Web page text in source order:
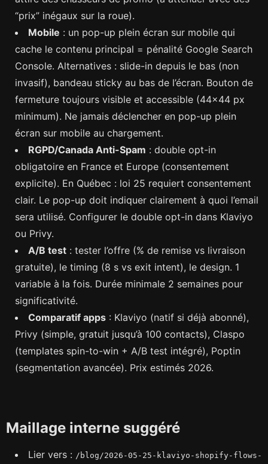
“prix” inégaux sur la roue).
Mobile : un pop-up plein écran sur mobile qui
cache le contenu principal = pénalité Google Search
Console. Alternatives : slide-in depuis le bas (non
invasif), bandeau sticky au bas de l’écran. Bouton de
fermeture toujours visible et accessible (44×44 px
minimum). Ne jamais déclencher en pop-up plein
écran sur mobile au chargement.
RGPD/Canada Anti-Spam : double opt-in
obligatoire en France et Europe (consentement
explicite). En Québec : loi 25 requiert consentement
clair. Le pop-up doit indiquer clairement à quoi l’email
sera utilisé. Configurer le double opt-in dans Klaviyo
ou Privy.
A/B test : tester l’offre (% de remise vs livraison
gratuite), le timing (8 s vs exit intent), le design. 1
variable à la fois. Durée minimale 2 semaines pour
significativité.
Comparatif apps : Klaviyo (natif si déjà abonné),
Privy (simple, gratuit jusqu’à 100 contacts), Claspo
(templates spin-to-win + A/B test intégré), Poptin
(segmentation avancée). Prix estimés 2026.
Maillage interne suggéré
Lier vers : /blog/2026-05-25-klaviyo-shopify-flows-